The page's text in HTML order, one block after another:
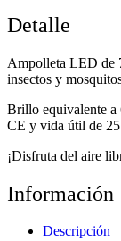
Detalle
Ampolleta LED de
insectos y
Brillo equivalente a
CE y vida útil de
¡Disfruta del aire
Información
Descripción